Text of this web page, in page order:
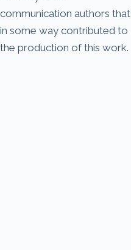
communication authors that
in some way contributed to
the production of this work.